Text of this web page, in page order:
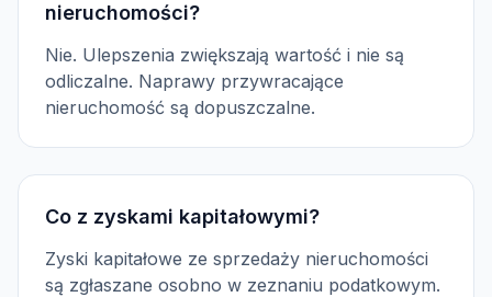
nieruchomości?
Nie. Ulepszenia zwiększają wartość i nie są
odliczalne. Naprawy przywracające
nieruchomość są dopuszczalne.
Co z zyskami kapitałowymi?
Zyski kapitałowe ze sprzedaży nieruchomości
są zgłaszane osobno w zeznaniu podatkowym.